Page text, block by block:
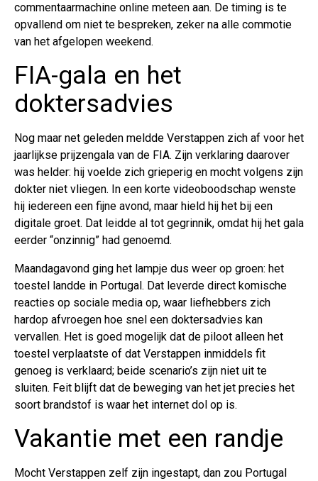
commentaarmachine online meteen aan. De timing is te
opvallend om niet te bespreken, zeker na alle commotie
van het afgelopen weekend.
FIA-gala en het
doktersadvies
Nog maar net geleden meldde Verstappen zich af voor het
jaarlijkse prijzengala van de FIA. Zijn verklaring daarover
was helder: hij voelde zich grieperig en mocht volgens zijn
dokter niet vliegen. In een korte videoboodschap wenste
hij iedereen een fijne avond, maar hield hij het bij een
digitale groet. Dat leidde al tot gegrinnik, omdat hij het gala
eerder “onzinnig” had genoemd.
Maandagavond ging het lampje dus weer op groen: het
toestel landde in Portugal. Dat leverde direct komische
reacties op sociale media op, waar liefhebbers zich
hardop afvroegen hoe snel een doktersadvies kan
vervallen. Het is goed mogelijk dat de piloot alleen het
toestel verplaatste of dat Verstappen inmiddels fit
genoeg is verklaard; beide scenario’s zijn niet uit te
sluiten. Feit blijft dat de beweging van het jet precies het
soort brandstof is waar het internet dol op is.
Vakantie met een randje
Mocht Verstappen zelf zijn ingestapt, dan zou Portugal